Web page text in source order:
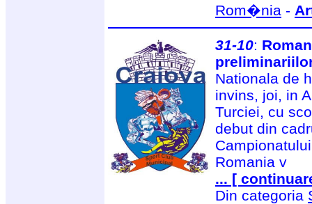
Rom�nia -
31-10:
Nationala de
invins, joi, in
Turciei, cu
debut din
Romania v
... [
Din categoria